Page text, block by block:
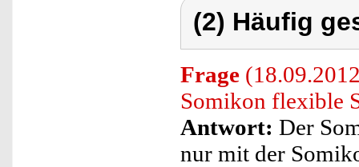
(2) Häufig
Frage
Somikon flexible
Antwort: Der
nur mit der